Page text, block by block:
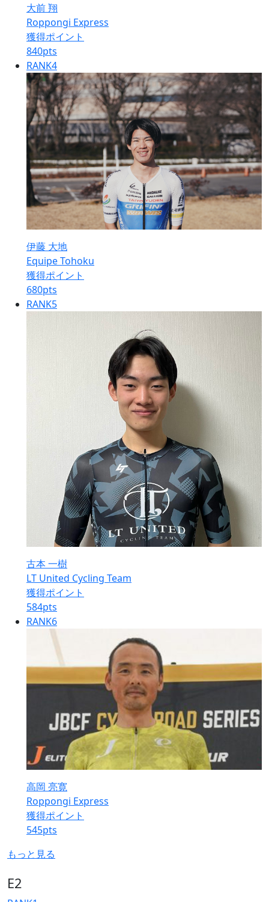
大前 翔
Roppongi Express
獲得ポイント
840pts
RANK4
伊藤 大地
Equipe Tohoku
獲得ポイント
680pts
RANK5
古本 一樹
LT United Cycling Team
獲得ポイント
584pts
RANK6
高岡 亮寛
Roppongi Express
獲得ポイント
545pts
もっと見る
E2